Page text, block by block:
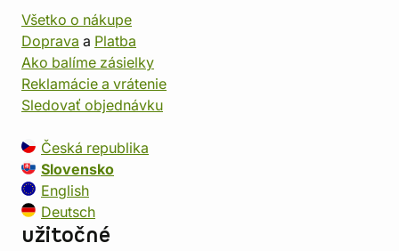
Všetko o nákupe
Doprava a Platba
Ako balíme zásielky
Reklamácie a vrátenie
Sledovať objednávku
Česká republika
Slovensko
English
Deutsch
užitočné